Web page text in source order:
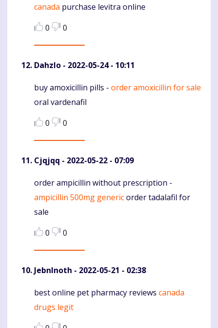
canada purchase levitra online
0
0
Dahzlo - 2022-05-24 - 10:11
Komentaras
buy amoxicillin pills - order amoxicillin for sale
oral vardenafil
0
0
Cjqjqq - 2022-05-22 - 07:09
Komentaras
order ampicillin without prescription -
ampicillin 500mg genericorder tadalafil for
sale
0
0
JebnInoth - 2022-05-21 - 02:38
Komentaras
best online pet pharmacy reviews canada
drugs legit